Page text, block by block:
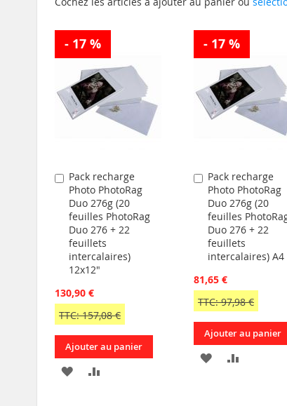
- 17 %
Pack recharge
Photo PhotoRag
Duo 276g (20
feuilles PhotoRag
Duo 276 + 22
feuillets
intercalaires)
12x12"
130,90 €
TTC: 157,08 €
Ajouter
au
panier
Ajouter au panier
AJOUTER
- 17 %
Pack recharge
Photo PhotoRag
Duo 276g (20
feuilles
Duo 276 + 22
feuillets
intercalaires) A4
81,65 €
TTC: 97,98 €
Ajouter
au
panier
Ajouter au panier
AJOUTER